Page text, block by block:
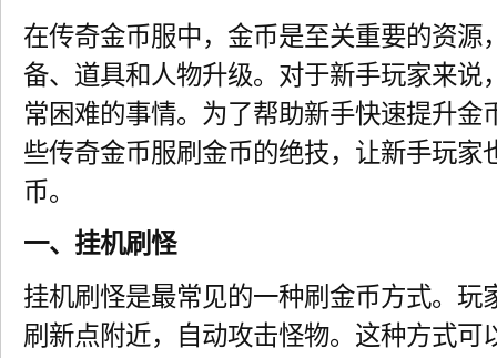
在传奇金币服中，金币是至关重要的资源
备、道具和人物升级。对于新手玩家来说
常困难的事情。为了帮助新手快速提升金
些传奇金币服刷金币的绝技，让新手玩家
币。
一、挂机刷怪
挂机刷怪是最常见的一种刷金币方式。玩
刷新点附近，自动攻击怪物。这种方式可